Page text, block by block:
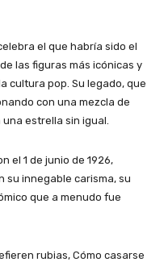
el que habría sido el
las figuras más icónicas y
cultura pop. Su legado, que
con una mezcla de
estrella sin igual.
el 1 de junio de 1926,
su innegable carisma, su
que a menudo fue
rubias, Cómo casarse